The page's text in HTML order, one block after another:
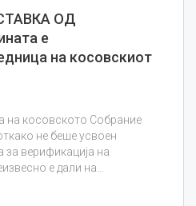
ОД
е
на косовскиот
на косовското Собрание
не беше усвоен
за верификација на
е дали на…